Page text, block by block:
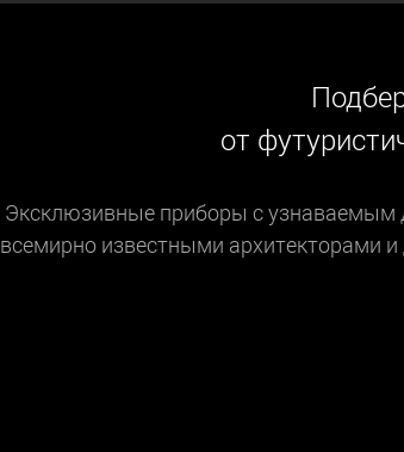
от
Эксклюзивные приборы с узнаваемым
всемирно известными архитекторами